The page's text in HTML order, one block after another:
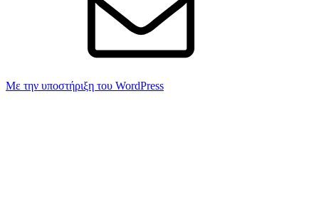
Με την υποστήριξη του WordPress